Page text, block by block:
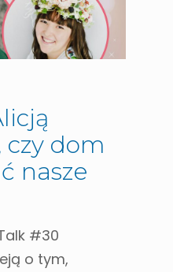
czy dom
nasze
#30
o tym,